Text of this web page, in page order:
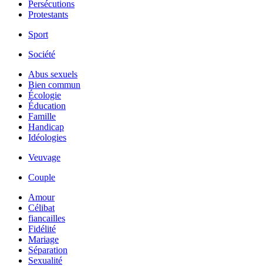
Persécutions
Protestants
Sport
Société
Abus sexuels
Bien commun
Écologie
Éducation
Famille
Handicap
Idéologies
Veuvage
Couple
Amour
Célibat
fiancailles
Fidélité
Mariage
Séparation
Sexualité